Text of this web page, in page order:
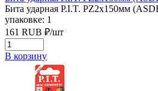
Бита ударная P.I.T. PZ2x150мм
упаковке: 1
161 RUB ₽/шт
В корзину